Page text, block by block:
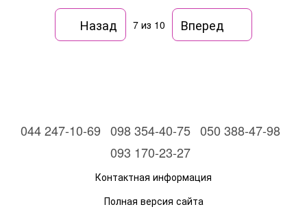
Назад 7 из 10 Вперед
044 247-10-69 098 354-40-75 050 388-47-98
093 170-23-27
Контактная информация
Полная версия сайта